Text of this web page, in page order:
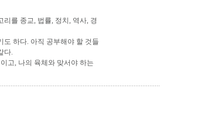
를 종교, 법률, 정치, 역사, 경
하다. 아직 공부해야 할 것들
다.
고, 나의 육체와 맞서야 하는